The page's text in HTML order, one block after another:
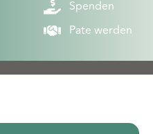
Spenden
Pate werden